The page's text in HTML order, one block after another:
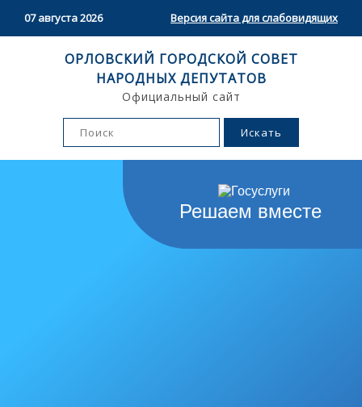
07 августа 2026 Версия сайта для слабовидящих
ОРЛОВСКИЙ ГОРОДСКОЙ СОВЕТ
НАРОДНЫХ ДЕПУТАТОВ
Официальный сайт
Решаем вместе